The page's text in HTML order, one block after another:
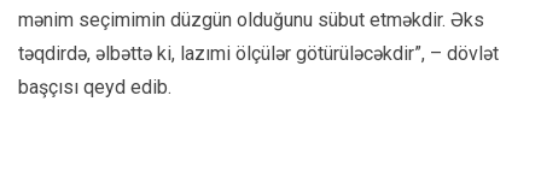
mənim seçimimin düzgün olduğunu sübut etməkdir. Əks
təqdirdə, əlbəttə ki, lazımi ölçülər götürüləcəkdir”, – dövlət
başçısı qeyd edib.